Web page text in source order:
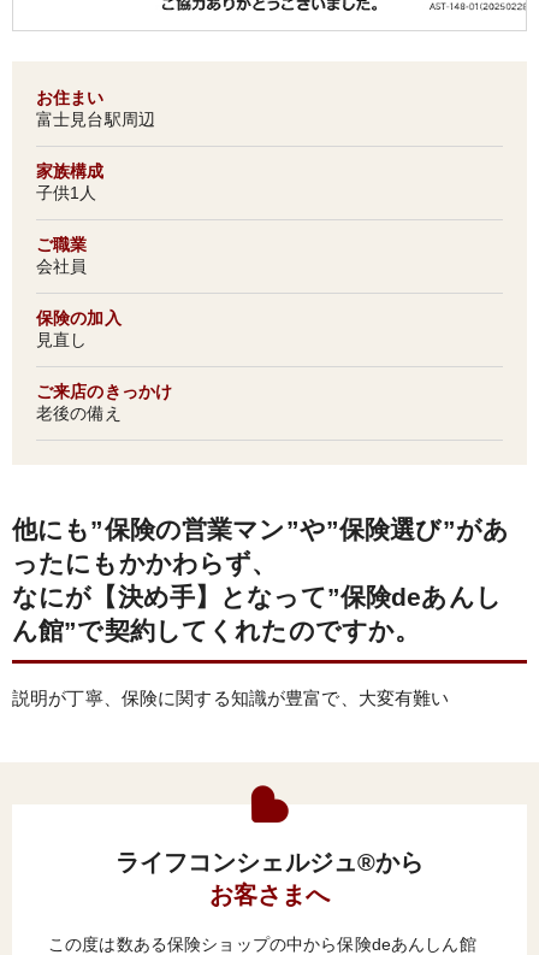
お住まい
富士見台駅周辺
家族構成
子供1人
ご職業
会社員
保険の加入
見直し
ご来店のきっかけ
老後の備え
他にも”保険の営業マン”や”保険選び”があ
ったにもかかわらず、
なにが【決め手】となって”保険deあんし
ん館”で契約してくれたのですか。
説明が丁寧、保険に関する知識が豊富で、大変有難い
ライフコンシェルジュ®から
お客さまへ
この度は数ある保険ショップの中から保険deあんしん館